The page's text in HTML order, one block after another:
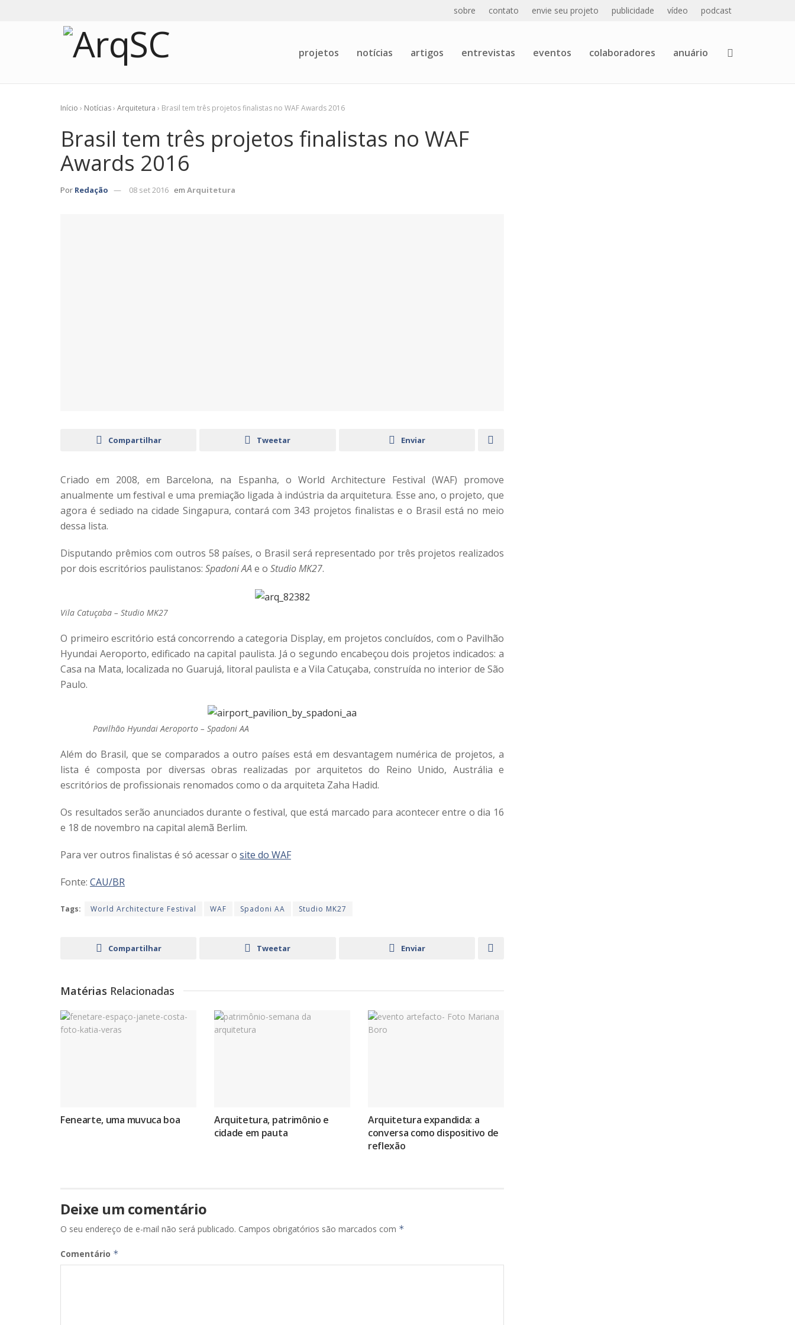
sobre contato envie seu projeto publicidade vídeo podcast
projetos notícias artigos entrevistas eventos colaboradores anuário
Início › Notícias› Arquitetura › Brasil tem três projetos finalistas no WAF Awards 2016
Brasil tem três projetos finalistas no WAF
Awards 2016
Por Redação 08 set 2016 em Arquitetura
Compartilhar Tweetar Enviar
Criado em 2008, em Barcelona, na Espanha, o World Architecture Festival (WAF) promove
anualmente um festival e uma premiação ligada à indústria da arquitetura. Esse ano, o projeto, que
agora é sediado na cidade Singapura, contará com 343 projetos finalistas e o Brasil está no meio
dessa lista.
Disputando prêmios com outros 58 países, o Brasil será representado por três projetos realizados
por dois escritórios paulistanos: Spadoni AA e o Studio MK27.
Vila Catuçaba – Studio MK27
O primeiro escritório está concorrendo a categoria Display, em projetos concluídos, com o Pavilhão
Hyundai Aeroporto, edificado na capital paulista. Já o segundo encabeçou dois projetos indicados: a
Casa na Mata, localizada no Guarujá, litoral paulista e a Vila Catuçaba, construída no interior de São
Paulo.
Pavilhão Hyundai Aeroporto – Spadoni AA
Além do Brasil, que se comparados a outro países está em desvantagem numérica de projetos, a
lista é composta por diversas obras realizadas por arquitetos do Reino Unido, Austrália e
escritórios de profissionais renomados como o da arquiteta Zaha Hadid.
Os resultados serão anunciados durante o festival, que está marcado para acontecer entre o dia 16
e 18 de novembro na capital alemã Berlim.
Para ver outros finalistas é só acessar o site do WAF
Fonte: CAU/BR
Tags: World Architecture Festival WAF Spadoni AA Studio MK27
Compartilhar Tweetar Enviar
Matérias Relacionadas
Fenearte, uma muvuca boa
Arquitetura, patrimônio e
cidade em pauta
Arquitetura expandida: a
conversa como dispositivo de
reflexão
Deixe um comentário
O seu endereço de e-mail não será publicado. Campos obrigatórios são marcados com *
Comentário *